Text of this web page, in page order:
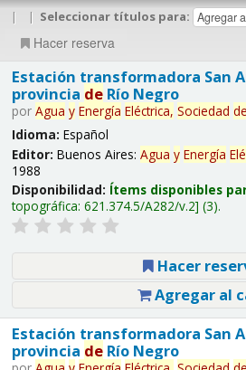
| | Seleccionar títulos para:
Hacer reserva
Estación transformadora San
provincia deRío Negro
por Agua y Energía Eléctrica, Sociedad de
Idioma: Español
Editor: Buenos Aires: Agua y Energía
1988
Disponibilidad: Ítems disponibles
topográfica: 621.374.5/A282/v.2 (3).
Hacer
Agregar al
Estación transformadora San
provincia deRío Negro